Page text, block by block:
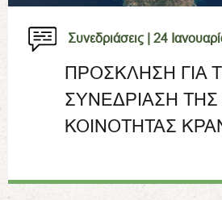
Συνεδριάσεις | 24
ΠΡΟΣΚΛΗΣΗ ΓΙΑ
ΣΥΝΕΔΡΙΑΣΗ
ΚΟΙΝΟΤΗΤΑΣ